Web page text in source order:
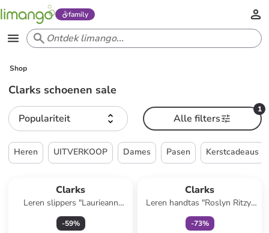
family
Shop
Clarks schoenen sale
Populariteit
1
Alle filters
Heren UITVERKOOP Dames Pasen Kerstcadeaus
Clarks
Leren slippers "Laurieann
Ayla" zwart
-59%
Clarks
Leren handtas "Roslyn Ritzy"
zwart - (B)18 x (H)15 x (D)6,5
cm
-73%